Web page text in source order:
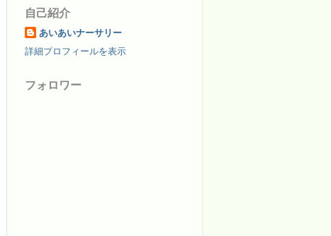
自己紹介
あいあいナーサリー
詳細プロフィールを表示
フォロワー